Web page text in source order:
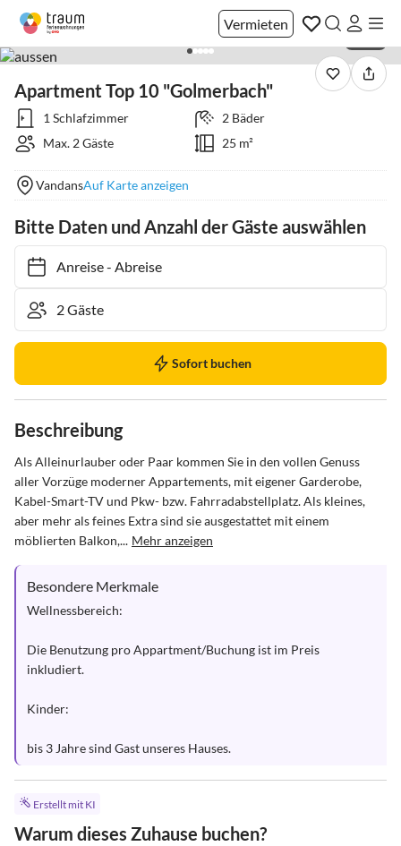
Vermieten
Apartment Top 10 "Golmerbach"
1 Schlafzimmer
2 Bäder
Max. 2 Gäste
25 m²
VandansAuf Karte anzeigen
Bitte Daten und Anzahl der Gäste auswählen
Anreise- Abreise
Sofort buchen
Beschreibung
Als Alleinurlauber oder Paar kommen Sie in den vollen Genuss
aller Vorzüge moderner Appartements, mit eigener Garderobe,
Kabel-Smart-TV und Pkw- bzw. Fahrradabstellplatz. Als kleines,
aber mehr als feines Extra sind sie ausgestattet mit einem
möblierten Balkon,... Mehr anzeigen
Besondere Merkmale
Wellnessbereich:
Die Benutzung pro Appartment/Buchung ist im Preis
inkludiert.
Kinder:
bis 3 Jahre sind Gast unseres Hauses.
Erstellt mit KI
Warum dieses Zuhause buchen?